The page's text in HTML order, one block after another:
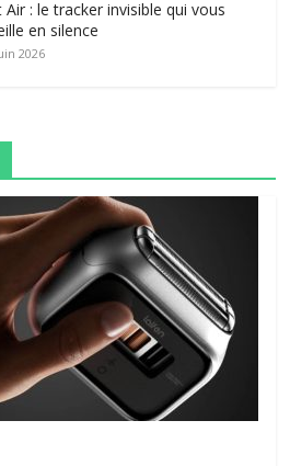
Air : le tracker invisible qui vous
en silence
2026